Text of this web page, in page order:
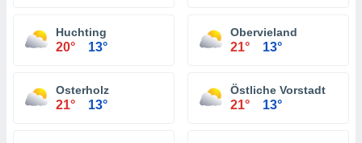
Huchting
20° 13°
Obervieland
21° 13°
Osterholz
21° 13°
Östliche Vorstadt
21° 13°